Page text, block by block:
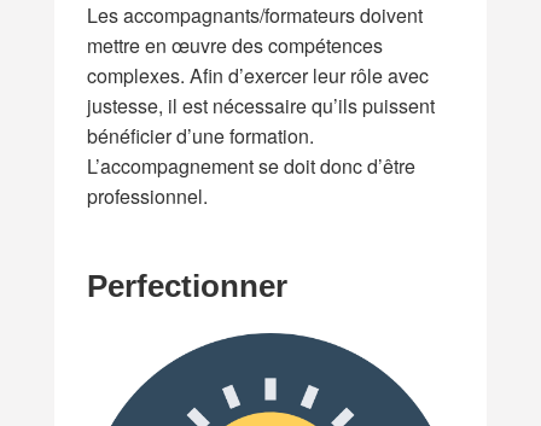
Les accompagnants/formateurs doivent
mettre en œuvre des compétences
complexes. Afin d’exercer leur rôle avec
justesse, il est nécessaire qu’ils puissent
bénéficier d’une formation.
L’accompagnement se doit donc d’être
professionnel.
Perfectionner